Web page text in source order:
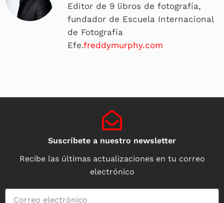
Editor de 9 libros de fotografía,
fundador de Escuela Internacional
de Fotografía
Efe.freddymurphy.com
Suscríbete a nuestro newsletter
Recibe las últimas actualizaciones en tu correo
electrónico